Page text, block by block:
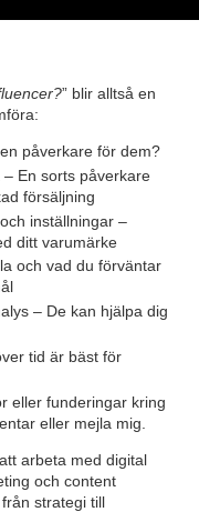
” blir alltså en
påverkare för dem?
En sorts påverkare
försäljning
inställningar –
ditt varumärke
och vad du förväntar
– De kan hjälpa dig
tid är bäst för
eller funderingar kring
eller mejla mig.
arbeta med digital
och content
strategi till